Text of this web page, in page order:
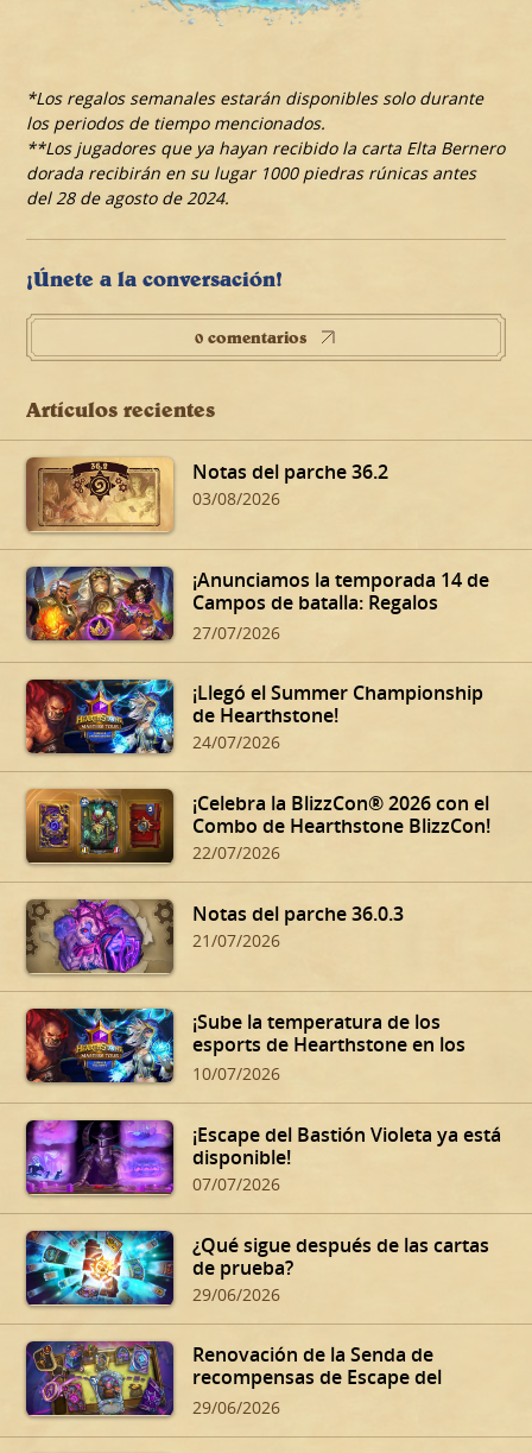
*Los regalos semanales estarán disponibles solo durante
los periodos de tiempo mencionados.
**Los jugadores que ya hayan recibido la carta Elta Bernero
dorada recibirán en su lugar 1000 piedras rúnicas antes
del 28 de agosto de 2024.
¡Únete a la conversación!
0 comentarios
Artículos recientes
Notas del parche 36.2
03/08/2026
¡Anunciamos la temporada 14 de
Campos de batalla: Regalos
oscuros de Dalaran!
27/07/2026
¡Llegó el Summer Championship
de Hearthstone!
24/07/2026
¡Celebra la BlizzCon® 2026 con el
Combo de Hearthstone BlizzCon!
22/07/2026
Notas del parche 36.0.3
21/07/2026
¡Sube la temperatura de los
esports de Hearthstone en los
Summer Playoffs!
10/07/2026
¡Escape del Bastión Violeta ya está
disponible!
07/07/2026
¿Qué sigue después de las cartas
de prueba?
29/06/2026
Renovación de la Senda de
recompensas de Escape del
Bastión Violeta
29/06/2026